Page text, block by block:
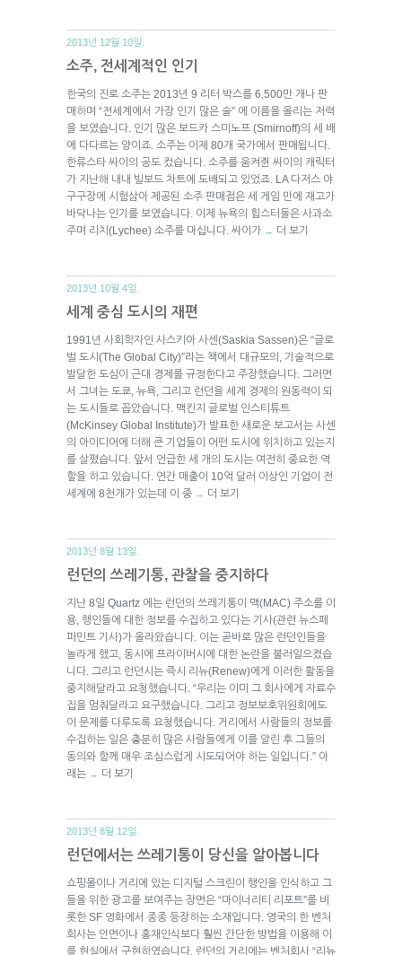
2013년 12월 10일.
소주, 전세계적인 인기
한국의 진로 소주는 2013년 9 리터 박스를 6,500만 개나 판
매하며 “전세계에서 가장 인기 많은 술” 에 이름을 올리는 저력
을 보였습니다. 인기 많은 보드카 스미노프 (Smirnoff)의 세 배
에 다다르는 양이죠. 소주는 이제 80개 국가에서 판매됩니다.
한류스타 싸이의 공도 컸습니다. 소주를 움켜쥔 싸이의 캐릭터
가 지난해 내내 빌보드 차트에 도배되고 있었죠. LA 다저스 야
구구장에 시험삼아 제공된 소주 판매점은 세 게임 만에 재고가
바닥나는 인기를 보였습니다. 이제 뉴욕의 힙스터들은 사과소
주며 리치(Lychee) 소주를 마십니다. 싸이가 → 더 보기
2013년 10월 4일.
세계 중심 도시의 재편
1991년 사회학자인 사스키아 사센(Saskia Sassen)은 “글로
벌 도시(The Global City)”라는 책에서 대규모의, 기술적으로
발달한 도심이 근대 경제를 규정한다고 주장했습니다. 그러면
서 그녀는 도쿄, 뉴욕, 그리고 런던을 세계 경제의 원동력이 되
는 도시들로 꼽았습니다. 맥킨지 글로벌 인스티튜트
(McKinsey Global Institute)가 발표한 새로운 보고서는 사센
의 아이디어에 더해 큰 기업들이 어떤 도시에 위치하고 있는지
를 살폈습니다. 앞서 언급한 세 개의 도시는 여전히 중요한 역
할을 하고 있습니다. 연간 매출이 10억 달러 이상인 기업이 전
세계에 8천개가 있는데 이 중 → 더 보기
2013년 8월 13일.
런던의 쓰레기통, 관찰을 중지하다
지난 8일 Quartz 에는 런던의 쓰레기통이 맥(MAC) 주소를 이
용, 행인들에 대한 정보를 수집하고 있다는 기사(관련 뉴스페
퍼민트 기사)가 올라왔습니다. 이는 곧바로 많은 런던인들을
놀라게 했고, 동시에 프라이버시에 대한 논란을 불러일으켰습
니다. 그리고 런던시는 즉시 리뉴(Renew)에게 이러한 활동을
중지해달라고 요청했습니다. “우리는 이미 그 회사에게 자료수
집을 멈춰달라고 요구했습니다. 그리고 정보보호위원회에도
이 문제를 다루도록 요청했습니다. 거리에서 사람들의 정보를
수집하는 일은 충분히 많은 사람들에게 이를 알린 후 그들의
동의와 함께 매우 조심스럽게 시도되어야 하는 일입니다.” 아
래는 → 더 보기
2013년 8월 12일.
런던에서는 쓰레기통이 당신을 알아봅니다
쇼핑몰이나 거리에 있는 디지털 스크린이 행인을 인식하고 그
들을 위한 광고를 보여주는 장면은 “마이너리티 리포트”를 비
롯한 SF 영화에서 종종 등장하는 소재입니다. 영국의 한 벤처
회사는 안면이나 홍채인식보다 훨씬 간단한 방법을 이용해 이
를 현실에서 구현하였습니다. 런던의 거리에는 벤처회사 “리뉴